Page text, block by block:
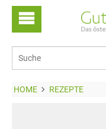
HOME REZEPTE